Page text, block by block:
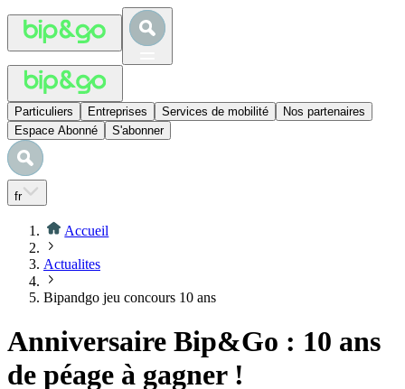
Particuliers Entreprises Services de mobilité
Nos partenaires
Espace Abonné
S'abonner
fr
Accueil
Actualites
Bipandgo jeu concours 10 ans
Anniversaire Bip&Go : 10 ans
de péage à gagner !